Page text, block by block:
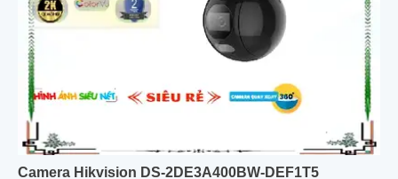
Camera Hikvision DS-2DE3A400BW-DEF1T5